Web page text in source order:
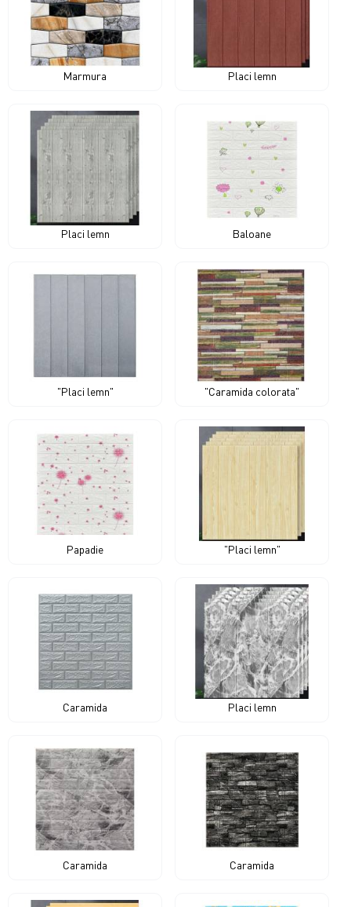
Marmura Placi lemn
Placi lemn Baloane
"Placi lemn" "Caramida colorata"
Papadie "Placi lemn"
Caramida Placi lemn
Caramida Caramida